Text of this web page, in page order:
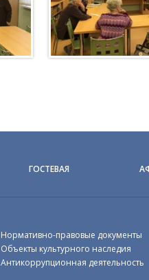
ГОСТЕВАЯ
Нормативно-правовые документы
Объекты культурного наследия
Антикоррупционная деятельность